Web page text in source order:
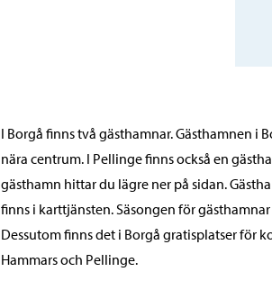
I Borgå finns två gästhamnar. Gästhamnen i
nära centrum. I Pellinge finns också en
gästhamn hittar du lägre ner på sidan.
finns i karttjänsten. Säsongen för
Dessutom finns det i Borgå gratisplatser för
Hammars och Pellinge.